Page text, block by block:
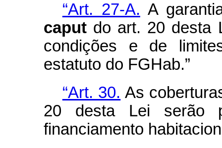
“Art. 27-A. A
caput do art. 20 desta
condições e de
estatuto do FGHab.”
“Art. 30. As
20 desta Lei serão
financiamento